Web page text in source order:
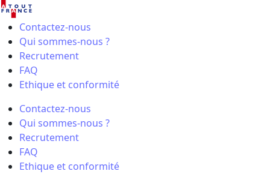
Contactez-nous
Qui sommes-nous ?
Recrutement
FAQ
Ethique et conformité
Contactez-nous
Qui sommes-nous ?
Recrutement
FAQ
Ethique et conformité